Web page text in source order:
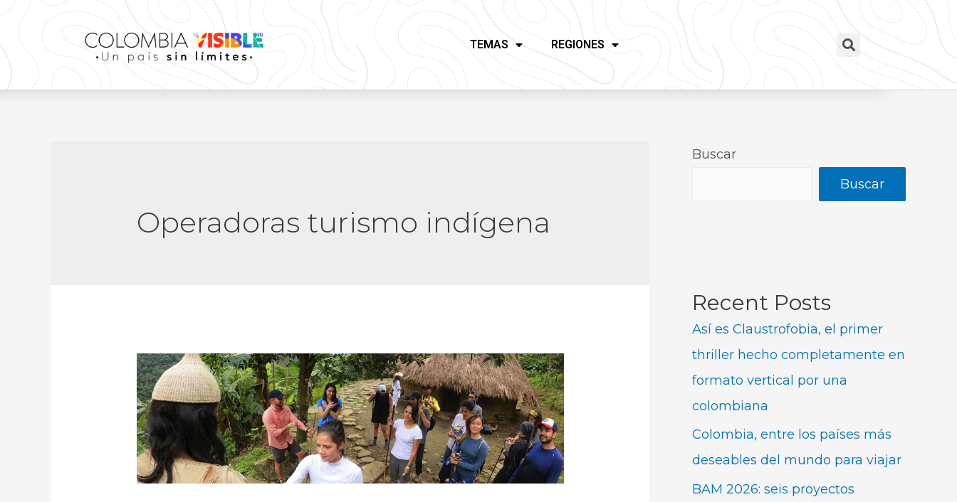
TEMAS REGIONES
Operadoras turismo indígena
Buscar
Buscar
Recent Posts
Así es Claustrofobia, el primer
thriller hecho completamente en
formato vertical por una
colombiana
Colombia, entre los países más
deseables del mundo para viajar
BAM 2026: seis proyectos